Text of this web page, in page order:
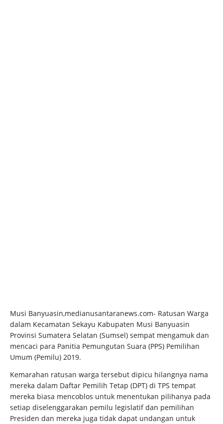
Musi Banyuasin,medianusantaranews.com- Ratusan Warga
dalam Kecamatan Sekayu Kabupaten Musi Banyuasin
Provinsi Sumatera Selatan (Sumsel) sempat mengamuk dan
mencaci para Panitia Pemungutan Suara (PPS) Pemilihan
Umum (Pemilu) 2019.
Kemarahan ratusan warga tersebut dipicu hilangnya nama
mereka dalam Daftar Pemilih Tetap (DPT) di TPS tempat
mereka biasa mencoblos untuk menentukan pilihanya pada
setiap diselenggarakan pemilu legislatif dan pemilihan
Presiden dan mereka juga tidak dapat undangan untuk